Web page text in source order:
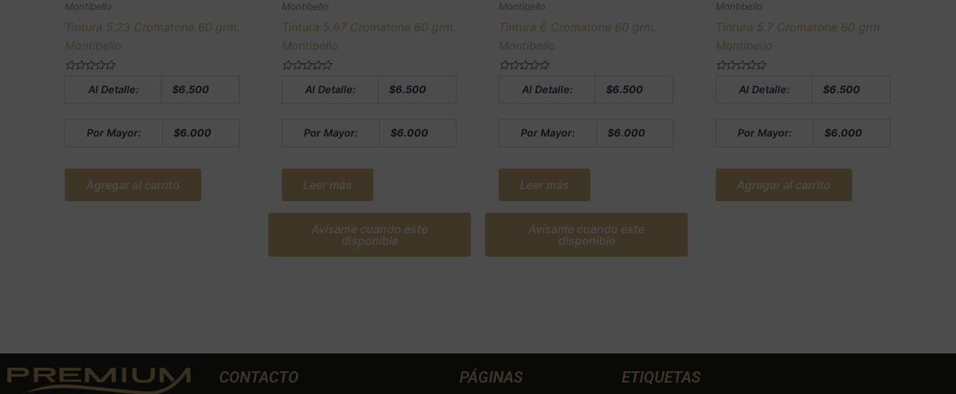
Montibello
Tintura 5.23 Cromatone 60 grm.
Montibello
Al Detalle: $6.500
Por Mayor: $6.000
Agregar al carrito
Montibello
Tintura 5.67 Cromatone 60 grm.
Montibello
Al Detalle: $6.500
Por Mayor: $6.000
Leer más
Avísame cuando este
disponible
Montibello
Tintura 6 Cromatone 60 grm.
Montibello
Al Detalle: $6.500
Por Mayor: $6.000
Leer más
Avísame cuando este
disponible
Montibello
Tintura 5.7 Cromatone 60 grm.
Montibello
Al Detalle: $6.500
Por Mayor: $6.000
Agregar al carrito
CONTACTO PÁGINAS ETIQUETAS